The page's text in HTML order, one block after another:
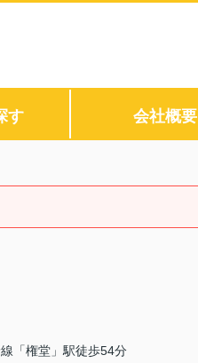
す 会社概要
「権堂」駅徒歩54分